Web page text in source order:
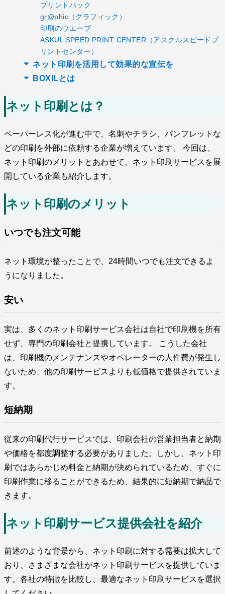
プリントパック
gr@phic（グラフィック）
印刷のウエーブ
ASKUL SPEED PRINT CENTER（アスクルスピードプ
リントセンター）
ネット印刷を活用して効果的な宣伝を
BOXILとは
ネット印刷とは？
ペーパーレス化が進む中で、名刺やチラシ、パンフレットな
どの印刷を外部に依頼する企業が増えています。 今回は、
ネット印刷のメリットとあわせて、ネット印刷サービスを展
開している企業も紹介します。
ネット印刷のメリット
いつでも注文可能
ネット環境が整ったことで、24時間いつでも注文できるよ
うになりました。
安い
実は、多くのネット印刷サービス会社は自社で印刷機を所有
せず、専門の印刷会社と提携しています。 こうした会社
は、印刷機のメンテナンスやオペレーターの人件費が発生し
ないため、他の印刷サービスよりも低価格で提供されていま
す。
短納期
従来の印刷代行サービスでは、印刷会社の営業担当者と納期
や価格を都度調整する必要がありました。しかし、ネット印
刷ではあらかじめ料金と納期が決められているため、すぐに
印刷作業に移ることができるため、結果的に短納期で納品で
きます。
ネット印刷サービス提供会社を紹介
前述のような背景から、ネット印刷に対する需要は拡大して
おり、さまざまな会社がネット印刷サービスを提供していま
す。各社の特徴を比較し、最適なネット印刷サービスを選択